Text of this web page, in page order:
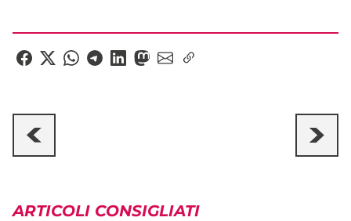
ARTICOLI CONSIGLIATI